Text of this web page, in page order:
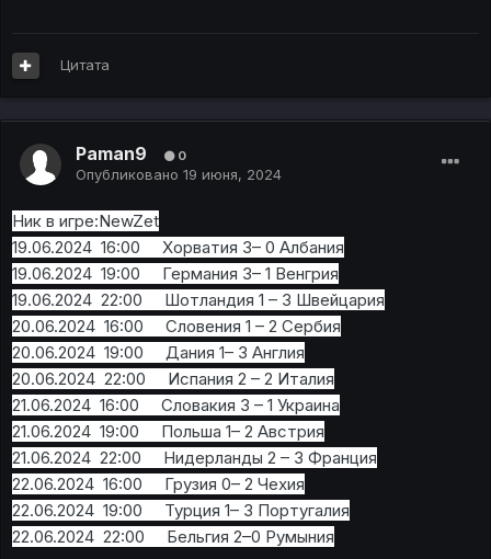
Цитата
Paman9 0
Опубликовано 19 июня, 2024
Ник в игре:NewZet
19.06.2024 16:00 Хорватия 3– 0 Албания
19.06.2024 19:00 Германия 3– 1 Венгрия
19.06.2024 22:00 Шотландия 1 – 3 Швейцария
20.06.2024 16:00 Словения 1 – 2 Сербия
20.06.2024 19:00 Дания 1– 3 Англия
20.06.2024 22:00 Испания 2 – 2 Италия
21.06.2024 16:00 Словакия 3 – 1 Украина
21.06.2024 19:00 Польша 1– 2 Австрия
21.06.2024 22:00 Нидерланды 2 – 3 Франция
22.06.2024 16:00 Грузия 0– 2 Чехия
22.06.2024 19:00 Турция 1– 3 Португалия
22.06.2024 22:00 Бельгия 2–0 Румыния